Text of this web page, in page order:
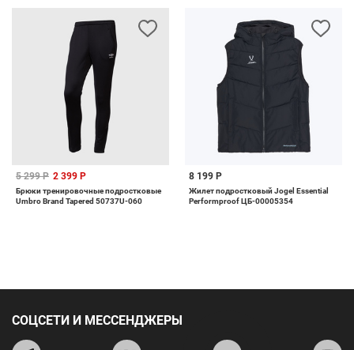
5 299 Р 2 399 Р
Брюки тренировочные подростковые
Umbro Brand Tapered 50737U-060
8 199 Р
Жилет подростковый Jogel Essential
Performproof ЦБ-00005354
СОЦСЕТИ И МЕССЕНДЖЕРЫ